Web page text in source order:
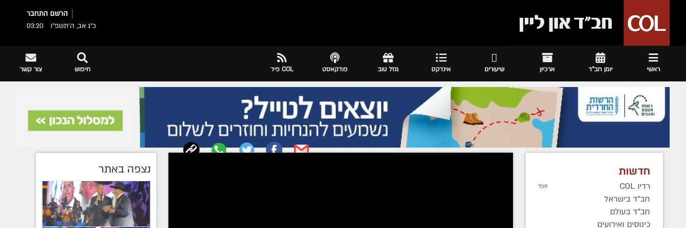
הרשם התחבר
כ"ג אב, ה׳תשפ״ו
03:20
ראשי יומן חב"ד ארכיון שיעורים אינדקס מזל טוב פודקאסט COL פיד צור קשר חיפוש
חדשות
רדיו COL הכל
חב"ד בישראל
חב"ד בעולם
כינוסים ואירועים
נצפה באתר